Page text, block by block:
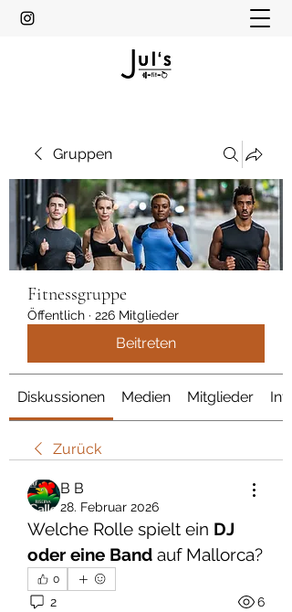
Gruppen
Fitnessgruppe
Öffentlich · 226 Mitglieder
Beitreten
Diskussionen Medien Mitglieder Info
Zurück
В В
28. Februar 2026
Welche Rolle spielt ein DJ
oder eine Band auf Mallorca?
0
2 6